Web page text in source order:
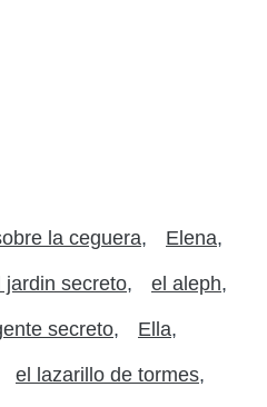
la ceguera Elena
jardin secreto el aleph
secreto Ella
el lazarillo de tormes